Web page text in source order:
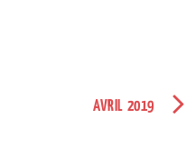
AVRIL 2019